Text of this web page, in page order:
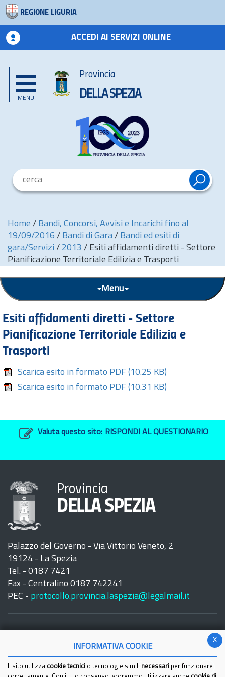
REGIONE LIGURIA
ACCEDI AI SERVIZI ONLINE
MENU
Provincia
DELLA SPEZIA
Home / Bandi, Concorsi, Avvisi e Incarichi fino al
19/09/2016 / Bandi di Gara / Bandi ed esiti di
gara/Servizi / 2013 / Esiti affidamenti diretti - Settore
Pianificazione Territoriale Edilizia e Trasporti
Menu
Esiti affidamenti diretti - Settore
Pianificazione Territoriale Edilizia e
Trasporti
Scarica esito in formato PDF (10.25 KB)
Scarica esito in formato PDF (10.31 KB)
Valuta questo sito: RISPONDI AL QUESTIONARIO
Provincia
DELLA SPEZIA
Palazzo del Governo - Via Vittorio Veneto, 2
19124 - La Spezia
Tel. - 0187 7421
Fax - Centralino 0187 742241
PEC - protocollo.provincia.laspezia@legalmail.it
Seguici su:
x
INFORMATIVA COOKIE
Il sito utilizza cookie tecnici o tecnologie simili necessari per funzionare